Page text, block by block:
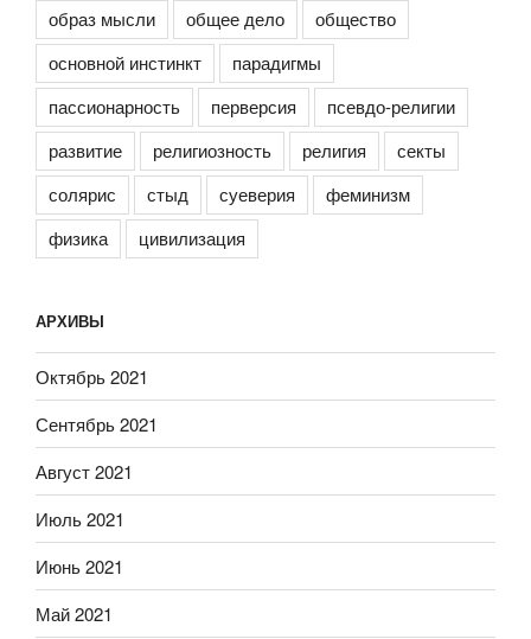
образ мысли общее дело
общество
основной инстинкт
парадигмы
пассионарность
перверсия
псевдо-религии
развитие
религиозность религия
секты
солярис
стыд суеверия
феминизм
физика
цивилизация
АРХИВЫ
Октябрь 2021
Сентябрь 2021
Август 2021
Июль 2021
Июнь 2021
Май 2021